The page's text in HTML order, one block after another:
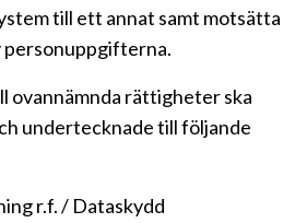
till ett annat samt motsätta
personuppgifterna.
ovannämnda rättigheter ska
undertecknade till följande
r.f. / Dataskydd